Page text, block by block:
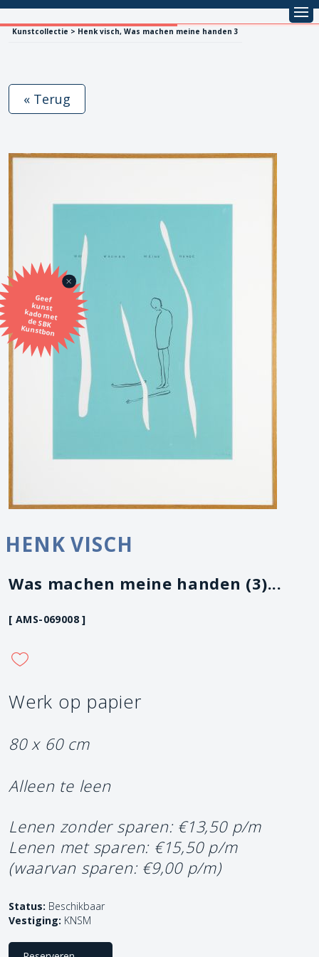
Kunstcollectie > Henk visch, Was machen meine handen 3
Geef
kunst
kado met
de SBK
Kunstbon
« Terug
HENK VISCH
Was machen meine handen (3)...
[ AMS-069008 ]
Werk op papier
80 x 60 cm
Alleen te leen
Lenen zonder sparen: €13,50 p/m
Lenen met sparen: €15,50 p/m
(waarvan sparen: €9,00 p/m)
Status: Beschikbaar
Vestiging: KNSM